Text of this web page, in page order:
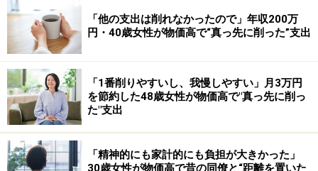
癒される!?
まぐろ食事券は30店舗から選ぶことができ、どこも特別
メニューを用意しています。油壷マリンパーク内のレス
トランでも使うことができますが、昼時はかなり混むの
で、マリンパークを一旦出て（再入場可）隣にあるホテ
ルのレストランを利用するのも良いでしょう。
「他の支出は削れなかったので」年収200万
円・40歳女性が物価高で“真っ先に削った”支出
「1番削りやすいし、我慢しやすい」月3万円
を節約した48歳女性が物価高で"真っ先に削っ
た"支出
「精神的にも家計的にも負担が大きかった」
30歳女性が物価高で昔の同僚と“距離を置いた